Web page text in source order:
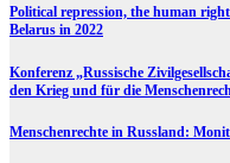
Political repression, the human
Belarus in 2022
Konferenz „Russische
den Krieg und für die
Menschenrechte in Russland: